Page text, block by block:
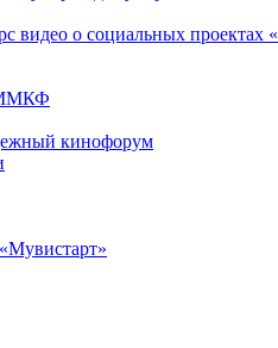
видео о социальных проектах
ММКФ
кинофорум